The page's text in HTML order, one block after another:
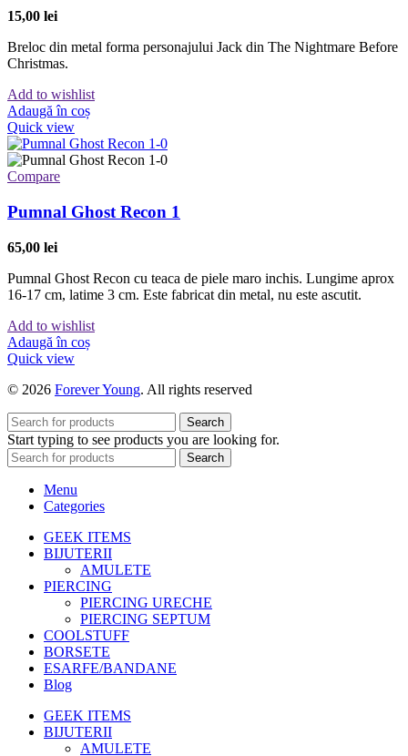
15,00 lei
Breloc din metal forma personajului Jack din The Nightmare Before
Christmas.
Add to wishlist
Adaugă în coș
Quick view
Compare
Pumnal Ghost Recon 1
65,00 lei
Pumnal Ghost Recon cu teaca de piele maro inchis. Lungime aprox
16-17 cm, latime 3 cm. Este fabricat din metal, nu este ascutit.
Add to wishlist
Adaugă în coș
Quick view
© 2026 Forever Young. All rights reserved
Search
Start typing to see products you are looking for.
Search
Menu
Categories
GEEK ITEMS
BIJUTERII
AMULETE
PIERCING
PIERCING URECHE
PIERCING SEPTUM
COOLSTUFF
BORSETE
ESARFE/BANDANE
Blog
GEEK ITEMS
BIJUTERII
AMULETE